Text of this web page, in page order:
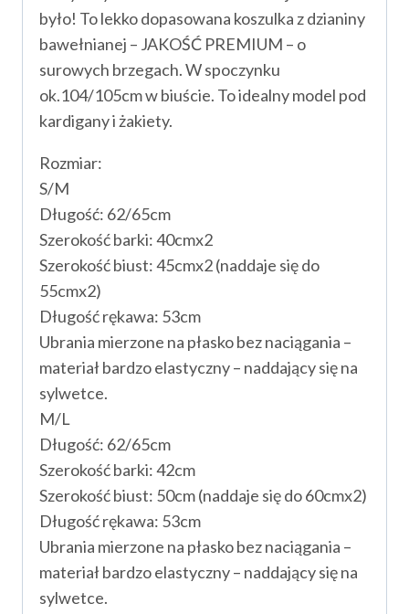
było! To lekko dopasowana koszulka z dzianiny
bawełnianej – JAKOŚĆ PREMIUM – o
surowych brzegach. W spoczynku
ok.104/105cm w biuście. To idealny model pod
kardigany i żakiety.
Rozmiar:
S/M
Długość: 62/65cm
Szerokość barki: 40cmx2
Szerokość biust: 45cmx2 (naddaje się do
55cmx2)
Długość rękawa: 53cm
Ubrania mierzone na płasko bez naciągania –
materiał bardzo elastyczny – naddający się na
sylwetce.
M/L
Długość: 62/65cm
Szerokość barki: 42cm
Szerokość biust: 50cm (naddaje się do 60cmx2)
Długość rękawa: 53cm
Ubrania mierzone na płasko bez naciągania –
materiał bardzo elastyczny – naddający się na
sylwetce.